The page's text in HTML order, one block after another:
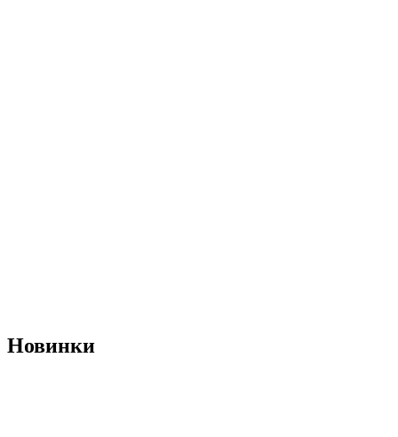
Новинки